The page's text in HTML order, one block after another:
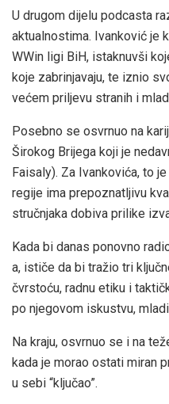
U drugom dijelu podcasta
aktualnostima. Ivanković je
WWin ligi BiH, istaknuvši
koje zabrinjavaju, te iznio
većem priljevu stranih i
Posebno se osvrnuo na
Širokog Brijega koji je
Faisaly). Za Ivankovića, to
regije ima prepoznatljivu
stručnjaka dobiva prilike
Kada bi danas ponovno
a, ističe da bi tražio tri
čvrstoću, radnu etiku i
po njegovom iskustvu,
Na kraju, osvrnuo se i na
kada je morao ostati miran
u sebi “ključao”.